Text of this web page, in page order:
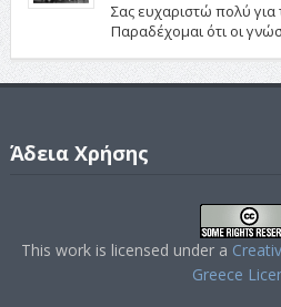
Σας ευχαριστώ πολύ για
Παραδέχομαι ότι οι
Άδεια Χρήσης
This work is licensed under a
Greece